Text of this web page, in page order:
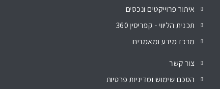
איתור פרוייקטים ונכסים
תכנית הליווי - קפריסין 360
מרכז מידע ומאמרים
צור קשר
הסכם שימוש ומדיניות פרטיות